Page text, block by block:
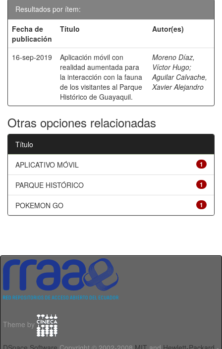
Resultados por ítem:
Fecha de
publicación
Título Autor(es)
16-sep-2019
Aplicación móvil con
realidad aumentada para
la interacción con la fauna
de los visitantes al Parque
Histórico de Guayaquil.
Moreno Díaz,
Víctor Hugo;
Aguilar Calvache,
Xavier Alejandro
Otras opciones relacionadas
Título
1
APLICATIVO MÓVIL
1
PARQUE HISTÓRICO
1
POKEMON GO
Theme by